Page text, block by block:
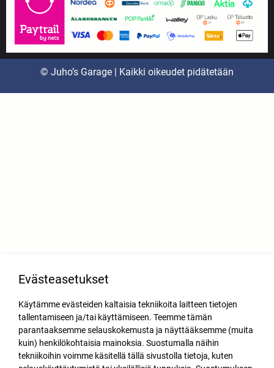
© Juho’s Garage | Kaikki oikeudet pidätetään
Evästeasetukset
Käytämme evästeiden kaltaisia tekniikoita laitteen tietojen
tallentamiseen ja/tai käyttämiseen. Teemme tämän
parantaaksemme selauskokemusta ja näyttääksemme (muita
kuin) henkilökohtaisia mainoksia. Suostumalla näihin
tekniikoihin voimme käsitellä tällä sivustolla tietoja, kuten